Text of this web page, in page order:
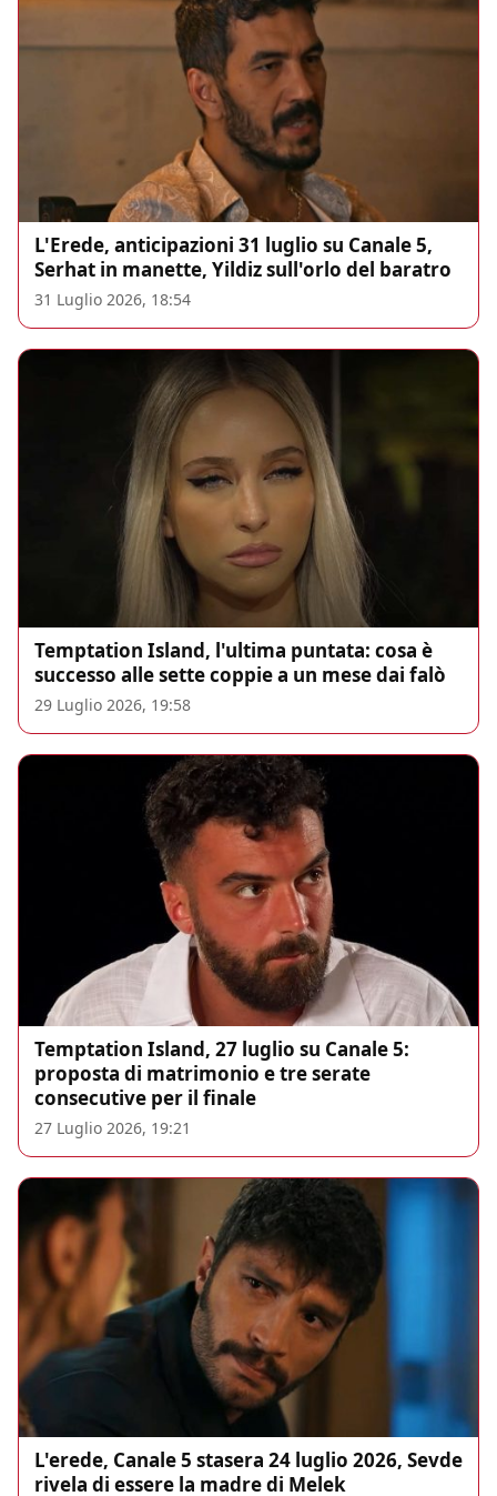
L'Erede, anticipazioni 31 luglio su Canale 5,
Serhat in manette, Yildiz sull'orlo del baratro
31 Luglio 2026, 18:54
Temptation Island, l'ultima puntata: cosa è
successo alle sette coppie a un mese dai falò
29 Luglio 2026, 19:58
Temptation Island, 27 luglio su Canale 5:
proposta di matrimonio e tre serate
consecutive per il finale
27 Luglio 2026, 19:21
L'erede, Canale 5 stasera 24 luglio 2026, Sevde
rivela di essere la madre di Melek